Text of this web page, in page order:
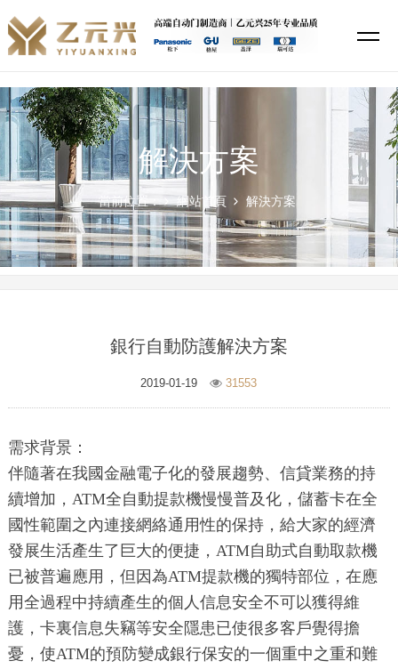
解決方案
當前位置： 網站首頁 解決方案
銀行自動防護解決方案
2019-01-19 31553
需求背景：
伴隨著在我國金融電子化的發展趨勢、信貸業務的持
續增加，ATM全自動提款機慢慢普及化，儲蓄卡在全
國性範圍之內連接網絡通用性的保持，給大家的經濟
發展生活產生了巨大的便捷，ATM自助式自動取款機
已被普遍應用，但因為ATM提款機的獨特部位，在應
用全過程中持續產生的個人信息安全不可以獲得維
護，卡裏信息失竊等安全隱患已使很多客戶覺得擔
憂，使ATM的預防變成銀行保安的一個重中之重和難